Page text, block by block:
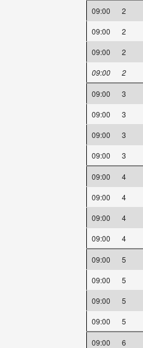
09:00 2
09:00
2
09:00
2
09:00
2
09:00 3
09:00
3
09:00
3
09:00
3
09:00 4
09:00
4
09:00
4
09:00
4
09:00 5
09:00
5
09:00
5
09:00
5
09:00 6